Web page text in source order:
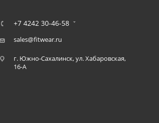
+7 4242 30-46-58
sales@fitwear.ru
г. Южно-Сахалинск, ул. Хабаровская,
16-А